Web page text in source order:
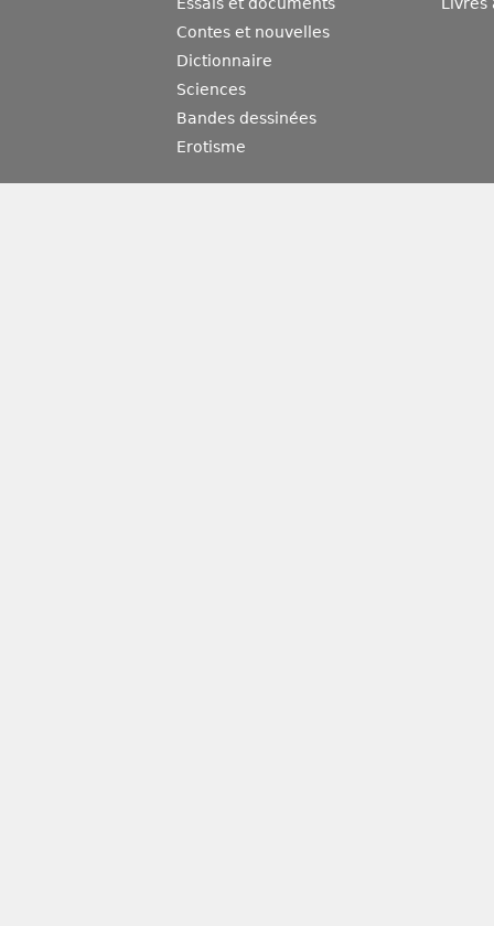
Essais et documents
Contes et nouvelles
Dictionnaire
Sciences
Bandes dessinées
Erotisme
Livres